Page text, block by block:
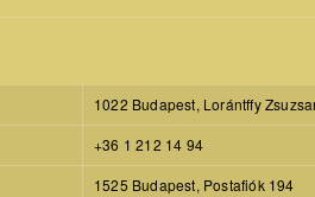
1022 Budapest, Lorántffy
+36 1 212 14 94
1525 Budapest, Postafiók 194